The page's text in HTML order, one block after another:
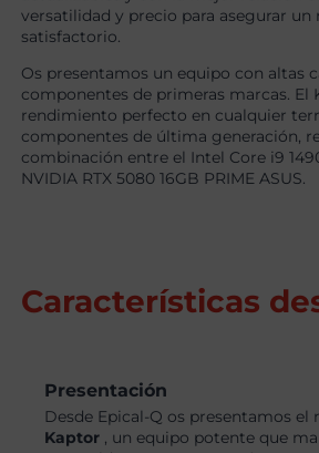
versatilidad y precio para asegurar un
satisfactorio.
Os presentamos un equipo con altas
componentes de primeras marcas. El
rendimiento perfecto en cualquier
componentes de última generación,
combinación entre el Intel Core i9
NVIDIA RTX 5080 16GB PRIME ASUS.
Características
Presentación
Desde Epical-Q os presentamos el
Kaptor , un equipo potente que